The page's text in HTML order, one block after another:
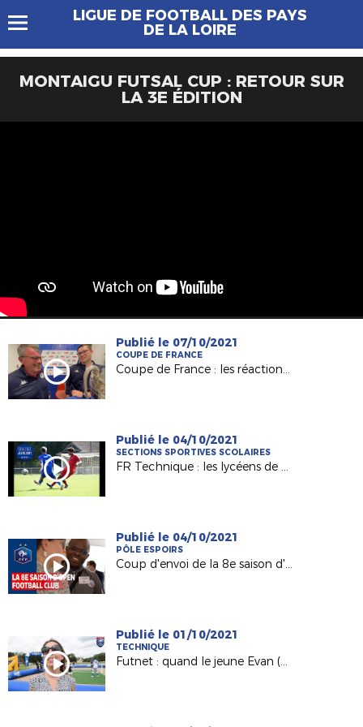
LIGUE DE FOOTBALL DES PAYS
DE LA LOIRE
MONTAIGU FUTSAL CUP : RETOUR SUR
LA 3E ÉDITION
Publié le 07/10/2021
COUPE DE FRANCE
Coupe de France : les réactions après le tirage du 5e tour !
Publié le 04/10/2021
SECTIONS SPORTIVES SCOLAIRES
FR Technique : les lycéens de nos Sections Sportives rassemblés à la Ligue
Publié le 04/10/2021
PÔLE ESPOIRS
Coup d'envoi de la 8e saison d'Open Football Club
Publié le 01/10/2021
TECHNIQUE
Futnet : quand le jeune Evan (7 ans) découvre la discipline du tennis-ballon